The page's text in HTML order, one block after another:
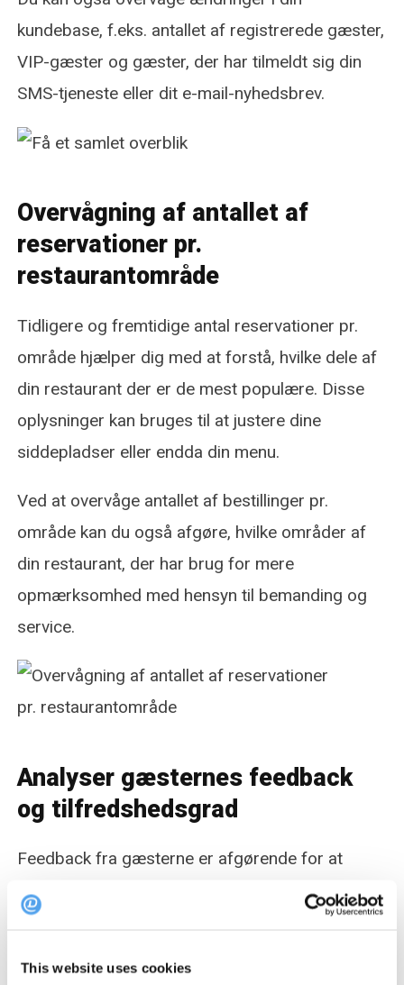
This website uses cookies
kundebase, f.eks. antallet af registrerede gæster,
VIP-gæster og gæster, der har tilmeldt sig din
SMS-tjeneste eller dit e-mail-nyhedsbrev.
Overvågning af antallet af
reservationer pr.
restaurantområde
Tidligere og fremtidige antal reservationer pr.
område hjælper dig med at forstå, hvilke dele af
din restaurant der er de mest populære. Disse
oplysninger kan bruges til at justere dine
siddepladser eller endda din menu.
Ved at overvåge antallet af bestillinger pr.
område kan du også afgøre, hvilke områder af
din restaurant, der har brug for mere
opmærksomhed med hensyn til bemanding og
service.
Analyser gæsternes feedback
og tilfredshedsgrad
Feedback fra gæsterne er afgørende for at
forbedre din restaurants service og udbud. Ved
have adgang til statistikker over kundefeedback